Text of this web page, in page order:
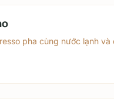
pha cùng nước lạnh và